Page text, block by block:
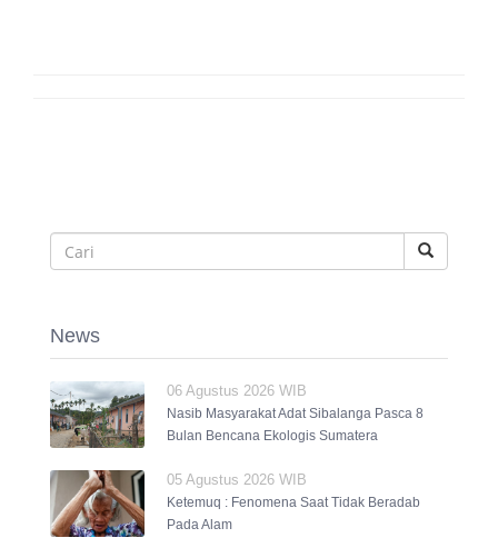
News
06 Agustus 2026 WIB
Nasib Masyarakat Adat Sibalanga Pasca 8
Bulan Bencana Ekologis Sumatera
05 Agustus 2026 WIB
Ketemuq : Fenomena Saat Tidak Beradab
Pada Alam